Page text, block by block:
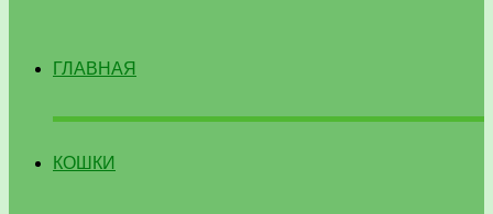
ГЛАВНАЯ
КОШКИ